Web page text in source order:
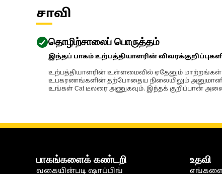
சாவி
தொழிற்சாலைப் பொருத்தம்
இந்தப் பாகம் உற்பத்தியாளரின்
உற்பத்தியாளரின் உள்ளமைவில் ஏதேனும் மாற்றங்கள்
உபகரணங்களின் தற்போதைய நிலையிலும்
உங்கள் Cat டீலரை அணுகவும். இந்தக் குறிப்பான்
பாகங்களைக் கண்டறி
வகையின்படி ஷாப்பிங்
உதவி